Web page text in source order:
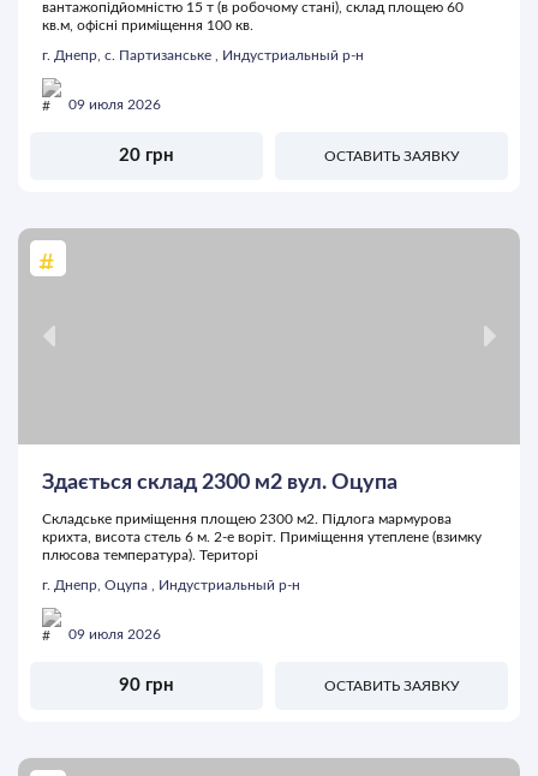
вантажопідйомністю 15 т (в робочому стані), склад площею 60
кв.м, офісні приміщення 100 кв.
г. Днепр, с. Партизанське , Индустриальный р-н
09 июля 2026
20 грн ОСТАВИТЬ ЗАЯВКУ
Здається склад 2300 м2 вул. Оцупа
Складське приміщення площею 2300 м2. Підлога мармурова
крихта, висота стель 6 м. 2-е воріт. Приміщення утеплене (взимку
плюсова температура). Територі
г. Днепр, Оцупа , Индустриальный р-н
09 июля 2026
90 грн ОСТАВИТЬ ЗАЯВКУ